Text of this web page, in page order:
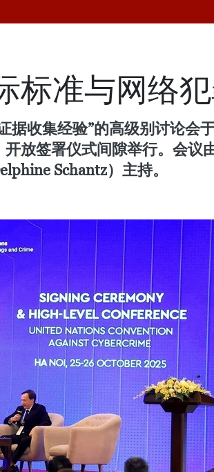
标准与网络
据收集经验”的高级别讨论会
放签署仪式间隙举行。会议
Schantz）主持。